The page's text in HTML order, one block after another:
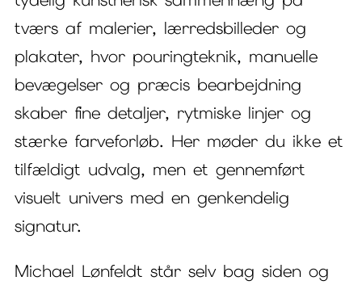
tværs af malerier, lærredsbilleder og
plakater, hvor pouringteknik, manuelle
bevægelser og præcis bearbejdning
skaber fine detaljer, rytmiske linjer og
stærke farveforløb. Her møder du ikke et
tilfældigt udvalg, men et gennemført
visuelt univers med en genkendelig
signatur.
Michael Lønfeldt står selv bag siden og